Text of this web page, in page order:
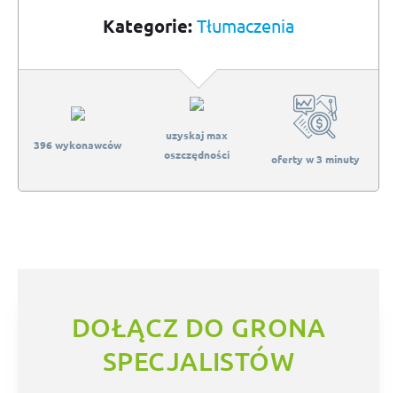
Kategorie: Tłumaczenia
396 wykonawców
uzyskaj max
oszczędności
oferty w 3 minuty
DOŁĄCZ DO GRONA
SPECJALISTÓW